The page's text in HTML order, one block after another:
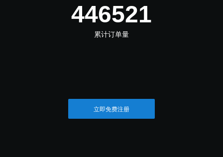
498042
累计订单量
立即免费注册